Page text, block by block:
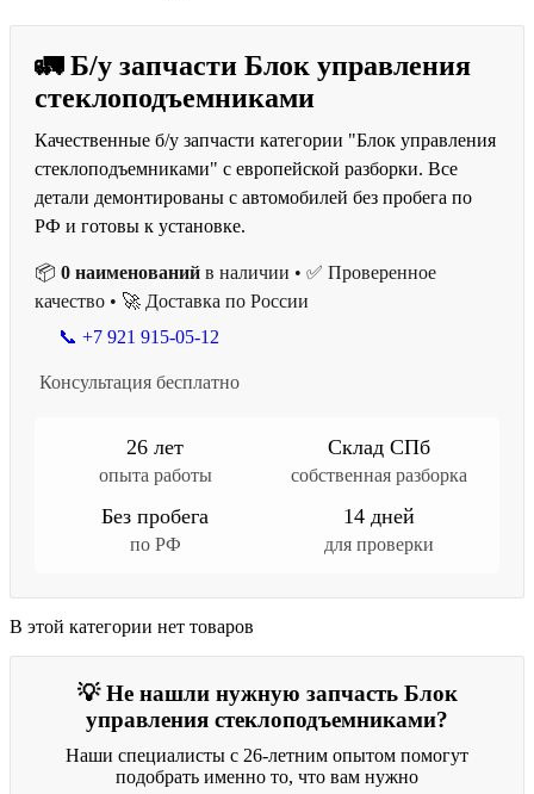
🚛 Б/у запчасти Блок управления
стеклоподъемниками
Качественные б/у запчасти категории "Блок управления
стеклоподъемниками" с европейской разборки. Все
детали демонтированы с автомобилей без пробега по
РФ и готовы к установке.
📦 0 наименований в наличии • ✅ Проверенное
качество • 🚀 Доставка по России
📞 +7 921 915-05-12
Консультация бесплатно
26 лет
опыта работы
Склад СПб
собственная разборка
Без пробега
по РФ
14 дней
для проверки
В этой категории нет товаров
💡 Не нашли нужную запчасть Блок
управления стеклоподъемниками?
Наши специалисты с 26-летним опытом помогут
подобрать именно то, что вам нужно